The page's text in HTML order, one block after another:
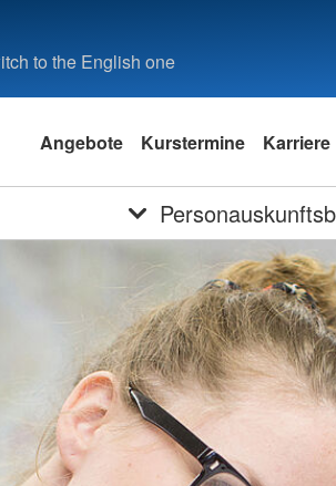
to the English one
Angebote Kurstermine Karriere